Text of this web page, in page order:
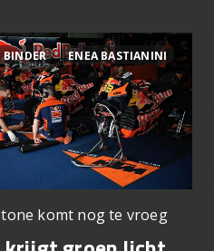
BINDER ENEA BASTIANINI
komt nog te vroeg